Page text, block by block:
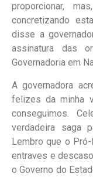
proporcionar,
concretizando
disse a
assinatura das
Governadoria em
A governadora
felizes da minha
conseguimos.
verdadeira saga
Lembro que o
entraves e
o Governo do